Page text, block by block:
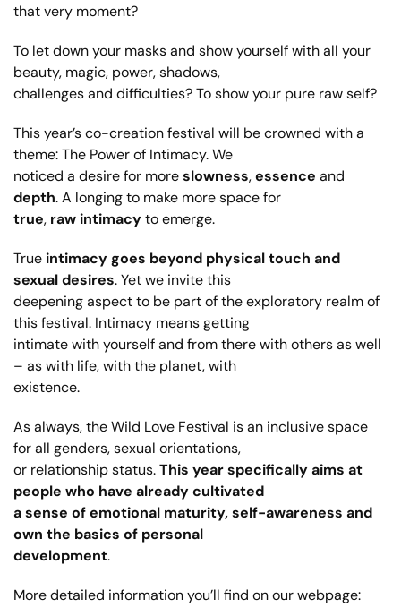
that very moment?
To let down your masks and show yourself with all your
beauty, magic, power, shadows,
challenges and difficulties? To show your pure raw self?
This year’s co-creation festival will be crowned with a
theme: The Power of Intimacy. We
noticed a desire for moreslowness,essence and
depth. A longing to make more space for
true, raw intimacyto emerge.
True intimacy goes beyond physical touch and
sexual desires. Yet we invite this
deepening aspect to be part of the exploratory realm of
this festival. Intimacy means getting
intimate with yourself and from there with others as well
– as with life, with the planet, with
existence.
As always, the Wild Love Festival is an inclusive space
for all genders, sexual orientations,
or relationship status.This year specifically aims at
people who have already cultivated
a sense of emotional maturity, self-awareness and
own the basics of personal
development.
More detailed information you’ll find on our webpage: